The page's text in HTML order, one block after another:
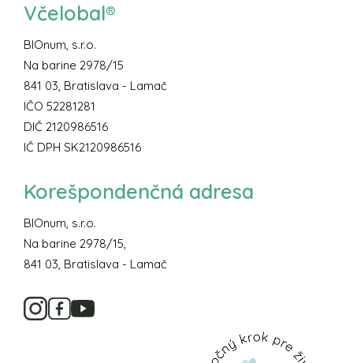
Včelobal®
BIOnum, s.r.o.
Na barine 2978/15
841 03, Bratislava - Lamač
IČO 52281281
DIČ 2120986516
IČ DPH SK2120986516
Korešpondenčná adresa
BIOnum, s.r.o.
Na barine 2978/15,
841 03, Bratislava - Lamač